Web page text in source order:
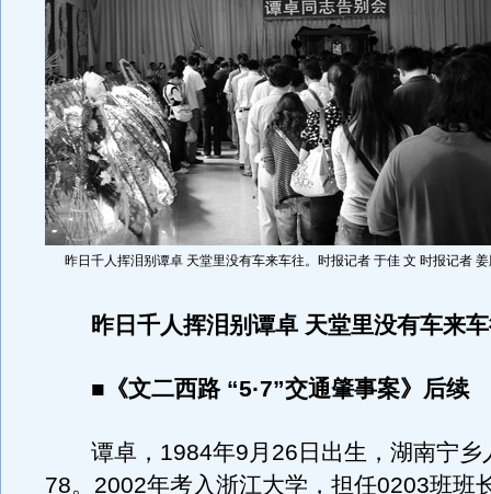
昨日千人挥泪别谭卓 天堂里没有车来车往。时报记者 于佳 文 时报记者
昨日千人挥泪别谭卓 天堂里没有车来
■《文二西路 “5·7”交通肇事案》后续
谭卓，1984年9月26日出生，湖南宁乡
78。2002年考入浙江大学，担任0203班班